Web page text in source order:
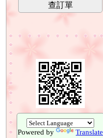
查訂單
Powered by Translate